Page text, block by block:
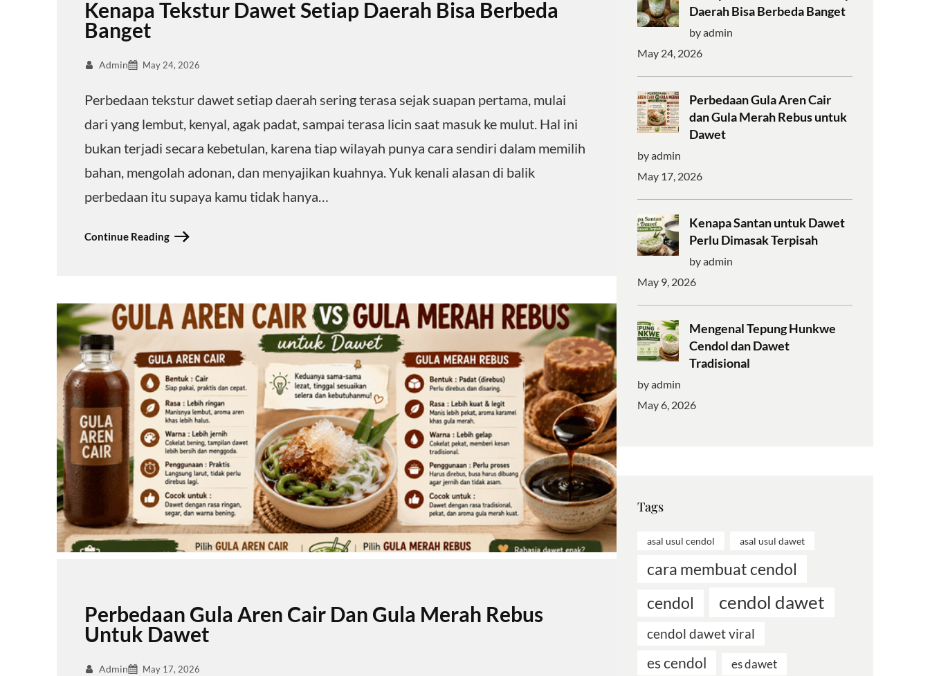
Kenapa Tekstur Dawet Setiap Daerah Bisa Berbeda
Banget
Admin May 24, 2026
Perbedaan tekstur dawet setiap daerah sering terasa sejak suapan pertama, mulai
dari yang lembut, kenyal, agak padat, sampai terasa licin saat masuk ke mulut. Hal ini
bukan terjadi secara kebetulan, karena tiap wilayah punya cara sendiri dalam memilih
bahan, mengolah adonan, dan menyajikan kuahnya. Yuk kenali alasan di balik
perbedaan itu supaya kamu tidak hanya…
Continue Reading
Perbedaan Gula Aren Cair Dan Gula Merah Rebus
Untuk Dawet
Admin May 17, 2026
Daerah Bisa Berbeda Banget
by admin
May 24, 2026
Perbedaan Gula Aren Cair
dan Gula Merah Rebus untuk
Dawet
by admin
May 17, 2026
Kenapa Santan untuk Dawet
Perlu Dimasak Terpisah
by admin
May 9, 2026
Mengenal Tepung Hunkwe
Cendol dan Dawet
Tradisional
by admin
May 6, 2026
Tags
asal usul cendol asal usul dawet
cara membuat cendol
cendol cendol dawet
cendol dawet viral
es cendol es dawet